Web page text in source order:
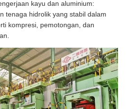
kayu dan aluminium:
tenaga hidrolik yang stabil dalam
kompresi, pemotongan, dan